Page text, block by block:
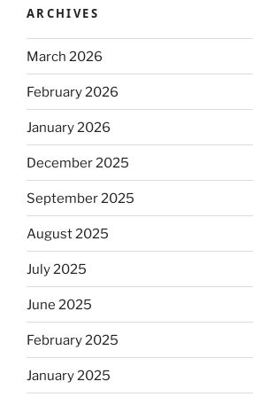
ARCHIVES
March 2026
February 2026
January 2026
December 2025
September 2025
August 2025
July 2025
June 2025
February 2025
January 2025